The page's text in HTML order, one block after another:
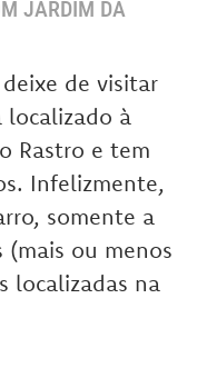
JARDIM DA
de visitar
localizado à
Rastro e tem
Infelizmente,
somente a
ou menos
localizadas na